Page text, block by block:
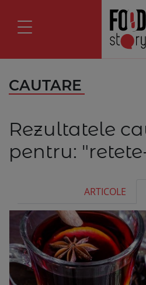
CAUTARE
Rezultatele
pentru:
ARTICOLE